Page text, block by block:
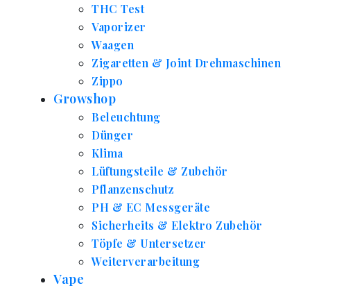
THC Test
Vaporizer
Waagen
Zigaretten & Joint Drehmaschinen
Zippo
Growshop
Beleuchtung
Dünger
Klima
Lüftungsteile & Zubehör
Pflanzenschutz
PH & EC Messgeräte
Sicherheits & Elektro Zubehör
Töpfe & Untersetzer
Weiterverarbeitung
Vape